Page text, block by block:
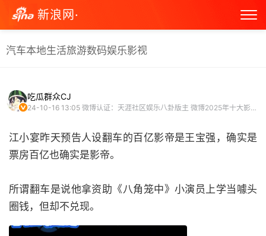
新浪网·
汽车本地生活旅游数码娱乐影视
吃瓜群众CJ
24-10-16 13:05 微博认证：天涯社区娱乐八卦版主 微博2025年十大影响力娱乐大V
江小宴昨天预告人设翻车的百亿影帝是王宝强，确实是
票房百亿也确实是影帝。
所谓翻车是说他拿资助《八角笼中》小演员上学当噱头
圈钱，但却不兑现。 ​